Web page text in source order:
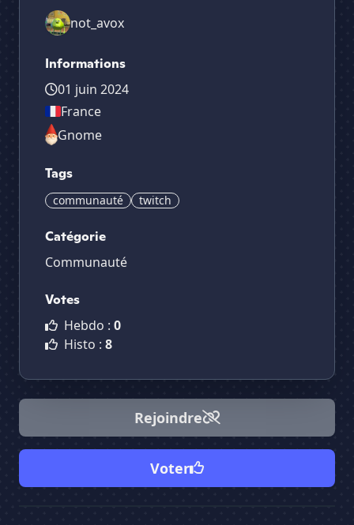
not_avox
Informations
01 juin 2024
France
Gnome
Tags
communauté twitch
Catégorie
Communauté
Votes
Hebdo : 0
Histo : 8
Rejoindre
Voter